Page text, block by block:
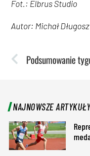
Fot.: Elbrus Studio
Autor: Michał Długosz
NAJNOWSZE